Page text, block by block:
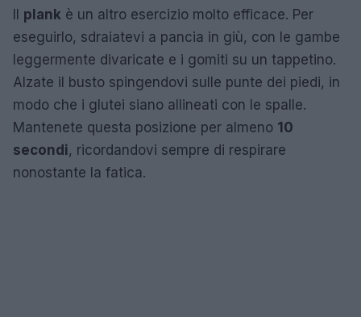
Il plank è un altro esercizio molto efficace. Per
eseguirlo, sdraiatevi a pancia in giù, con le gambe
leggermente divaricate e i gomiti su un tappetino.
Alzate il busto spingendovi sulle punte dei piedi, in
modo che i glutei siano allineati con le spalle.
Mantenete questa posizione per almeno 10
secondi, ricordandovi sempre di respirare
nonostante la fatica.